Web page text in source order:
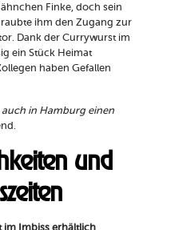
Finke, doch sein
ihm den Zugang zur
Dank der Currywurst im
ein Stück Heimat
haben Gefallen
in Hamburg einen
und
im Imbiss erhältlich.